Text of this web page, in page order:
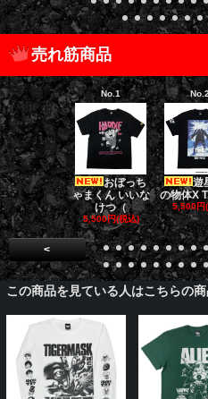
売れ筋商品
No.1
おぼっち
ゃまくん いいな
けつ（
5,500円(税込)
遊
の物体X
5,500円
<
この商品を見ている人はこちらの